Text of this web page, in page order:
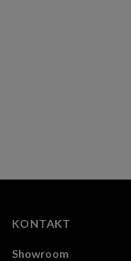
KONTAKT
Showroom